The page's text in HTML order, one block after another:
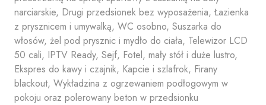
narciarskie, Drugi przedsionek bez wyposażenia, Łazienka
z prysznicem i umywalką, WC osobno, Suszarka do
włosów, żel pod prysznic i mydło do ciała, Telewizor LCD
50 cali, IPTV Ready, Sejf, Fotel, mały stół i duże lustro,
Ekspres do kawy i czajnik, Kapcie i szlafrok, Firany
blackout, Wykładzina z ogrzewaniem podłogowym w
pokoju oraz polerowany beton w przedsionku